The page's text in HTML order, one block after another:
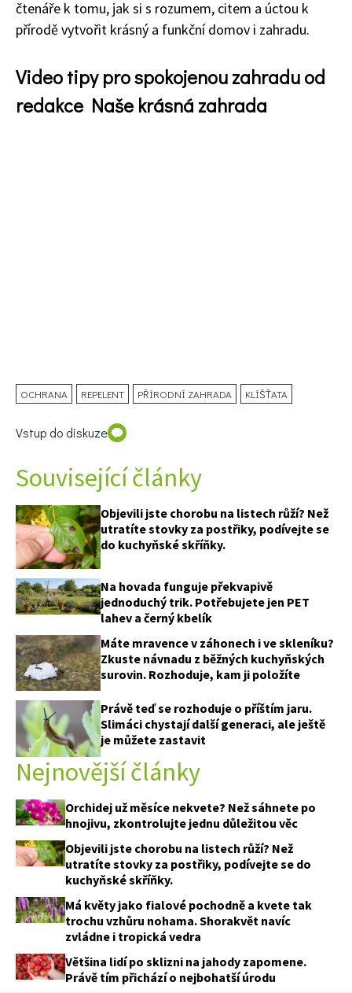
čtenáře k tomu, jak si s rozumem, citem a úctou k
přírodě vytvořit krásný a funkční domov i zahradu.
Video tipy pro spokojenou zahradu od
redakce Naše krásná zahrada
OCHRANA REPELENT PŘÍRODNÍ ZAHRADA KLÍŠŤATA
Vstup do diskuze
Související články
Objevili jste chorobu na listech růží? Než
utratíte stovky za postřiky, podívejte se
do kuchyňské skříňky.
Na hovada funguje překvapivě
jednoduchý trik. Potřebujete jen PET
lahev a černý kbelík
Máte mravence v záhonech i ve skleníku?
Zkuste návnadu z běžných kuchyňských
surovin. Rozhoduje, kam ji položíte
Právě teď se rozhoduje o příštím jaru.
Slimáci chystají další generaci, ale ještě
je můžete zastavit
Nejnovější články
Orchidej už měsíce nekvete? Než sáhnete po
hnojivu, zkontrolujte jednu důležitou věc
Objevili jste chorobu na listech růží? Než
utratíte stovky za postřiky, podívejte se do
kuchyňské skříňky.
Má květy jako fialové pochodně a kvete tak
trochu vzhůru nohama. Shorakvět navíc
zvládne i tropická vedra
Většina lidí po sklizni na jahody zapomene.
Právě tím přichází o nejbohatší úrodu